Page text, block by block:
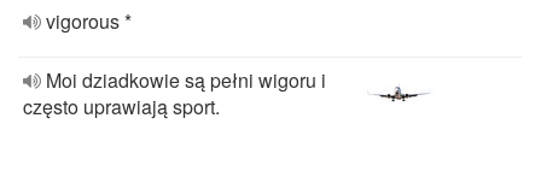
vigorous *
Moi dziadkowie są pełni wigoru i
często uprawiają sport.